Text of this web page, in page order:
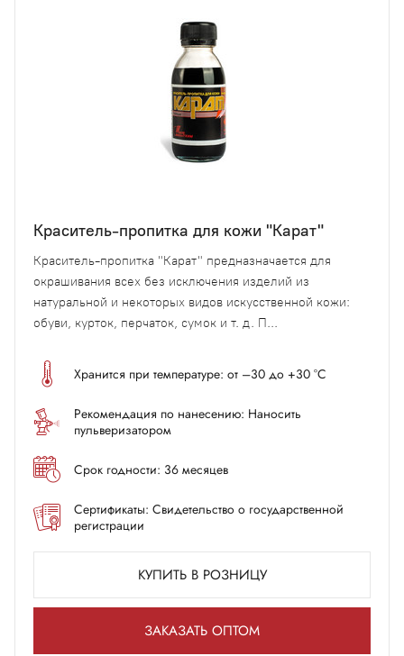
Краситель-пропитка для кожи "Карат"
Краситель-пропитка "Карат" предназначается для
окрашивания всех без исключения изделий из
натуральной и некоторых видов искусственной кожи:
обуви, курток, перчаток, сумок и т. д. П...
Хранится при температуре: от –30 до +30 °С
Рекомендация по нанесению: Наносить
пульверизатором
Срок годности: 36 месяцев
Сертификаты: Свидетельство о государственной
регистрации
КУПИТЬ В РОЗНИЦУ
ЗАКАЗАТЬ ОПТОМ